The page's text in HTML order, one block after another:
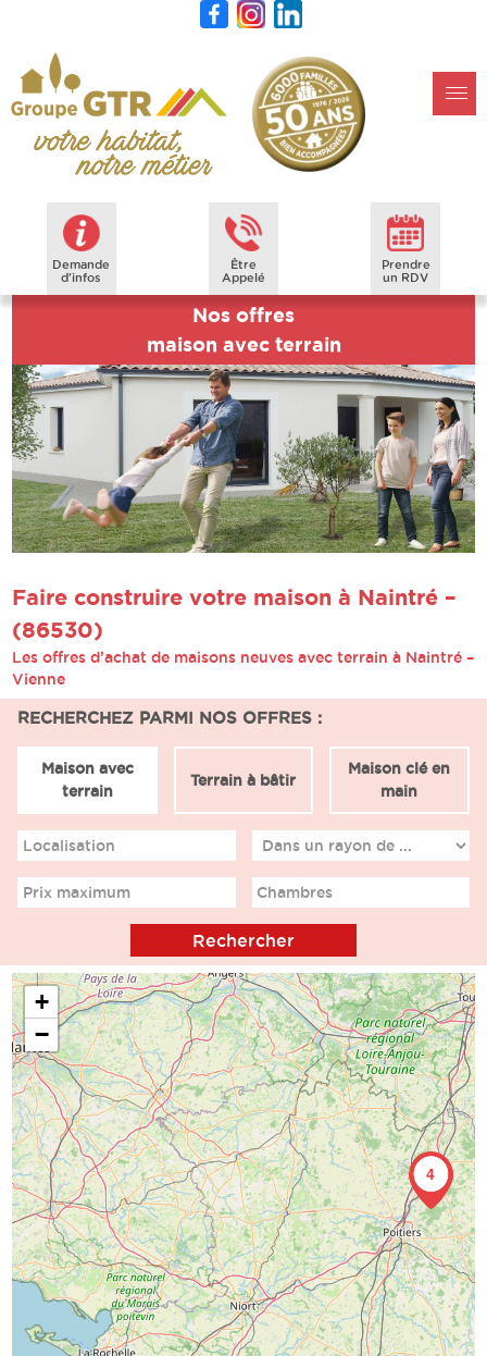
Demande
d'infos
Être
Appelé
Prendre
un RDV
Nos offres
maison avec terrain
Faire construire votre maison à Naintré –
(86530)
Les offres d’achat de maisons neuves avec terrain à Naintré –
Vienne
RECHERCHEZ PARMI NOS OFFRES :
Maison avec
terrain
Terrain à bâtir
Maison clé en
main
Localisation
Prix maximum Chambres
4
+
−